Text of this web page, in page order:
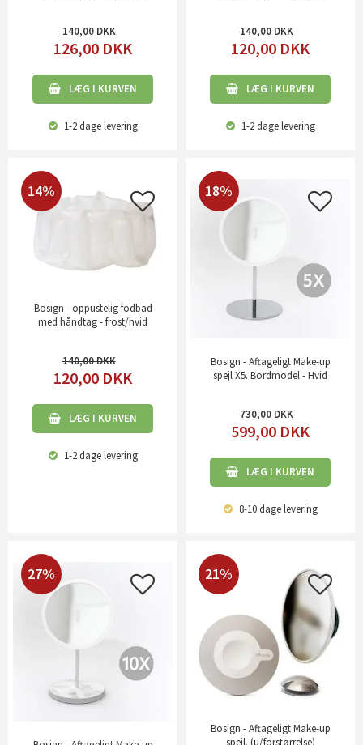
140,00
126,00 DKK
LÆG I KURVEN
1-2 dagelevering
140,00
120,00 DKK
LÆG I KURVEN
1-2 dagelevering
14%
Bosign - oppustelig fodbad
med håndtag - frost/hvid
140,00
120,00 DKK
LÆG I KURVEN
1-2 dagelevering
18%
Bosign - Aftageligt Make-up
spejl X5. Bordmodel - Hvid
730,00
599,00 DKK
LÆG I KURVEN
8-10 dagelevering
27% 21%
Bosign - Aftageligt Make-up
spejl. (u/forstørrelse)